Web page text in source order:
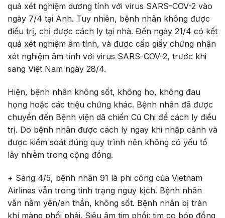
quả xét nghiệm dương tính với virus SARS-COV-2 vào
ngày 7/4 tại Anh. Tuy nhiên, bệnh nhân không được
điều trị, chỉ được cách ly tại nhà. Đến ngày 21/4 có kết
quả xét nghiệm âm tính, và được cấp giấy chứng nhận
xét nghiệm âm tính với virus SARS-COV-2, trước khi
sang Việt Nam ngày 28/4.
Hiện, bệnh nhân không sốt, không ho, không đau
họng hoặc các triệu chứng khác. Bệnh nhân đã được
chuyển đến Bệnh viện dã chiến Củ Chi để cách ly điều
trị. Do bệnh nhân được cách ly ngay khi nhập cảnh và
được kiểm soát đúng quy trình nên không có yếu tố
lây nhiễm trong cộng đồng.
+ Sáng 4/5, bệnh nhân 91 là phi công của Vietnam
Airlines vẫn trong tình trạng nguy kịch. Bệnh nhân
vẫn nằm yên/an thần, không sốt. Bệnh nhân bị tràn
khí màng phổi phải. Siêu âm tim phổi: tim co bóp đồng